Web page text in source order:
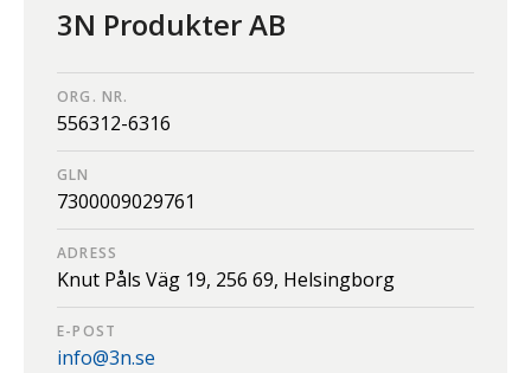
3N Produkter AB
ORG. NR.
556312-6316
GLN
7300009029761
ADRESS
Knut Påls Väg 19, 256 69, Helsingborg
E-POST
info@3n.se